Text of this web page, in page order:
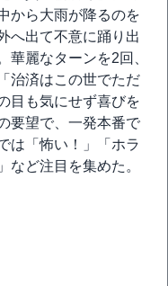
から大雨が降るのを
へ出て不意に踊り出
華麗なターンを2回、
治済はこの世でただ
目も気にせず喜びを
要望で、一発本番で
は「怖い！」「ホラ
など注目を集めた。